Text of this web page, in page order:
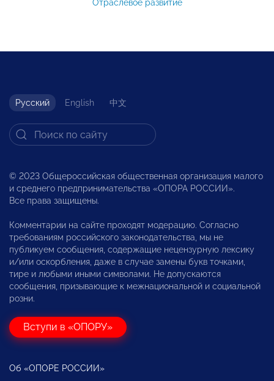
Отраслевое развитие
Русский English 中文
© 2023 Общероссийская общественная организация малого
и среднего предпринимательства «ОПОРА РОССИИ».
Все права защищены.
Комментарии на сайте проходят модерацию. Согласно
требованиям российского законодательства, мы не
публикуем сообщения, содержащие нецензурную лексику
и/или оскорбления, даже в случае замены букв точками,
тире и любыми иными символами. Не допускаются
сообщения, призывающие к межнациональной и социальной
розни.
Вступи в «ОПОРУ»
Об «ОПОРЕ РОССИИ»